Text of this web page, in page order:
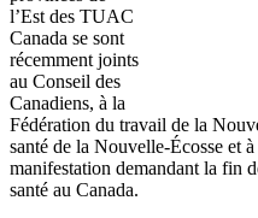
l’Est des TUAC
Canada se sont
récemment joints
au Conseil des
Canadiens, à la
Fédération du travail de la
santé de la Nouvelle-Écosse et
manifestation demandant la fin
santé au Canada.